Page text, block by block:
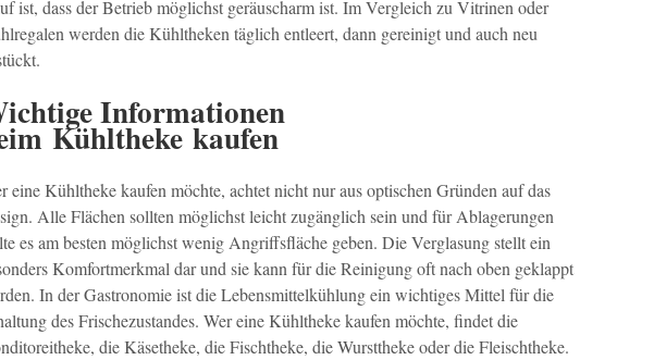
ist, dass der Betrieb möglichst geräuscharm ist. Im Vergleich zu Vitrinen oder
werden die Kühltheken täglich entleert, dann gereinigt und auch neu
Informationen
Kühltheke kaufen
eine Kühltheke kaufen möchte, achtet nicht nur aus optischen Gründen auf das
Alle Flächen sollten möglichst leicht zugänglich sein und für Ablagerungen
es am besten möglichst wenig Angriffsfläche geben. Die Verglasung stellt ein
Komfortmerkmal dar und sie kann für die Reinigung oft nach oben geklappt
In der Gastronomie ist die Lebensmittelkühlung ein wichtiges Mittel für die
des Frischezustandes. Wer eine Kühltheke kaufen möchte, findet die
die Käsetheke, die Fischtheke, die Wursttheke oder die Fleischtheke.